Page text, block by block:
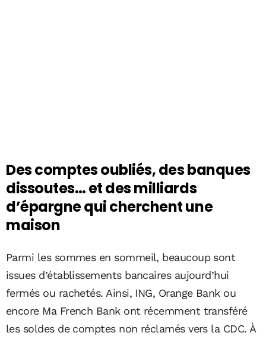
Des comptes oubliés, des banques
dissoutes… et des milliards
d’épargne qui cherchent une
maison
Parmi les sommes en sommeil, beaucoup sont
issues d’établissements bancaires aujourd’hui
fermés ou rachetés. Ainsi, ING, Orange Bank ou
encore Ma French Bank ont récemment transféré
les soldes de comptes non réclamés vers la CDC. À